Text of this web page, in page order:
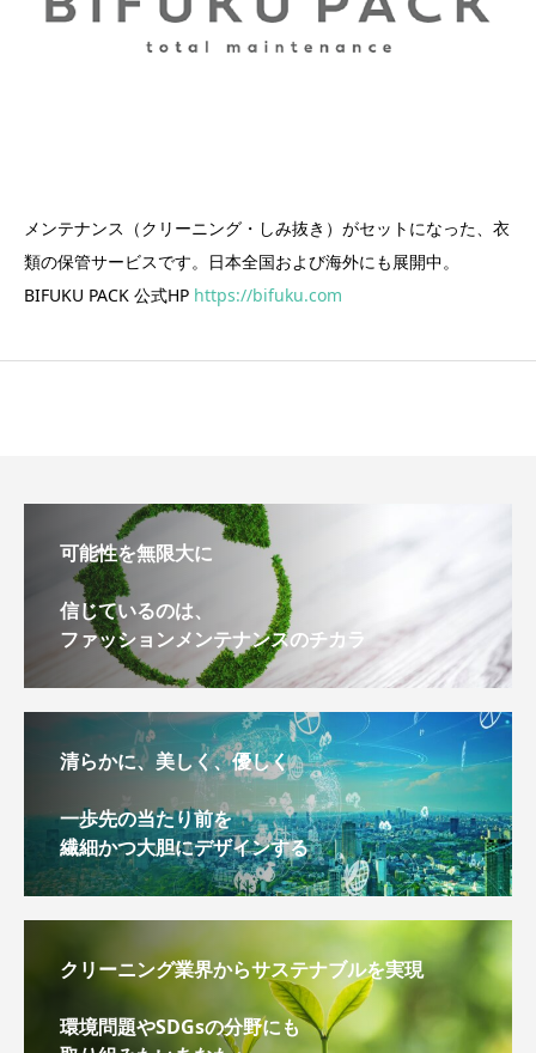
メンテナンス（クリーニング・しみ抜き）がセットになった、衣
類の保管サービスです。日本全国および海外にも展開中。
BIFUKU PACK 公式HP https://bifuku.com
可能性を無限大に
信じているのは、
ファッションメンテナンスのチカラ
清らかに、美しく、優しく
一歩先の当たり前を
繊細かつ大胆にデザインする
クリーニング業界からサステナブルを実現
環境問題やSDGsの分野にも